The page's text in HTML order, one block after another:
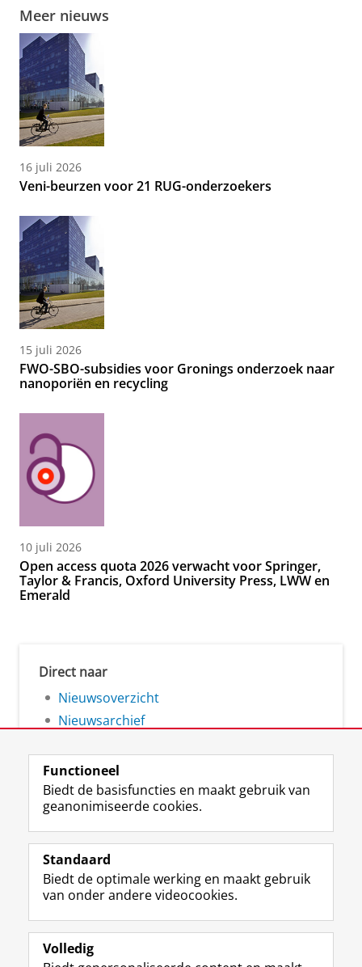
Meer nieuws
16 juli 2026
Veni-beurzen voor 21 RUG-onderzoekers
15 juli 2026
FWO-SBO-subsidies voor Gronings onderzoek naar
nanoporiën en recycling
10 juli 2026
Open access quota 2026 verwacht voor Springer,
Taylor & Francis, Oxford University Press, LWW en
Emerald
Direct naar
Nieuwsoverzicht
Nieuwsarchief
Volg de RUG
F
a
e
b
o
p
L
i
k
e
I
-
R
S
-
f
e
R
I
n
t
r
m
Y
o
T
e
k
Studiekiezers
Alumni
Functioneel
Biedt de basisfuncties en maakt gebruik van
geanonimiseerde cookies.
Standaard
Biedt de optimale werking en maakt gebruik
van onder andere videocookies.
Volledig